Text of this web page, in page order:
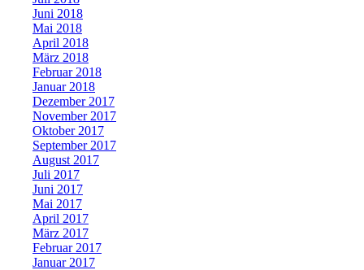
Juni 2018
Mai 2018
April 2018
März 2018
Februar 2018
Januar 2018
Dezember 2017
November 2017
Oktober 2017
September 2017
August 2017
Juli 2017
Juni 2017
Mai 2017
April 2017
März 2017
Februar 2017
Januar 2017